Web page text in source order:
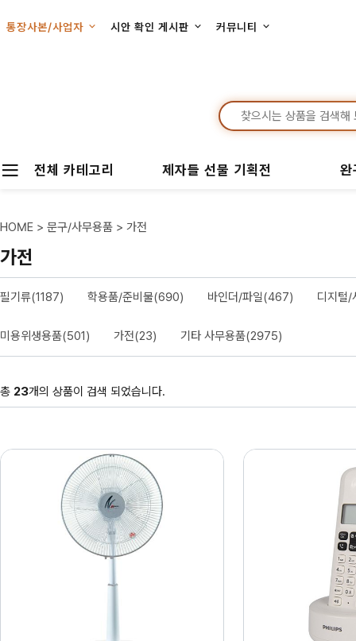
통장사본/사업자 시안 확인 게시판 커뮤니티
전체 카테고리 제자들 선물 기획전
HOME > 문구/사무용품 > 가전
가전
필기류(1187) 학용품/준비물(690) 바인더/파일(467) 디지털
미용위생용품(501) 가전(23) 기타 사무용품(2975)
총 23개의 상품이 검색 되었습니다.